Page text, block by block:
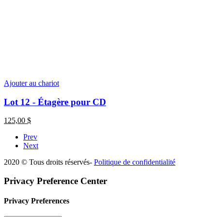
Ajouter au chariot
Lot 12 - Étagère pour CD
125,00 $
Prev
Next
2020 © Tous droits réservés- Politique de confidentialité
Privacy Preference Center
Privacy Preferences